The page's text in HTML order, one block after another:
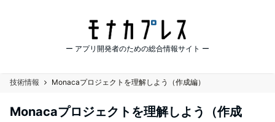
ー アプリ開発者のための総合情報サイト ー
技術情報 Monacaプロジェクトを理解しよう（作成編）
Monacaプロジェクトを理解しよう（作成